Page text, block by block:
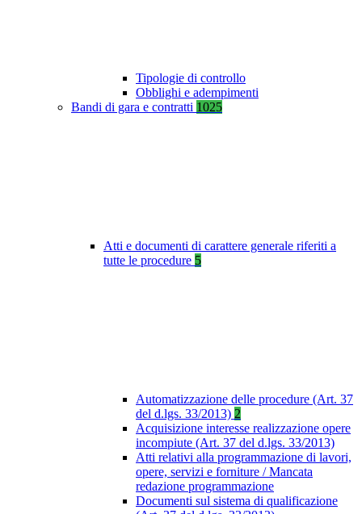
Tipologie di controllo
Obblighi e adempimenti
Bandi di gara e contratti 1025
Atti e documenti di carattere generale riferiti a
tutte le procedure 5
Automatizzazione delle procedure (Art. 37
del d.lgs. 33/2013) 2
Acquisizione interesse realizzazione opere
incompiute (Art. 37 del d.lgs. 33/2013)
Atti relativi alla programmazione di lavori,
opere, servizi e forniture / Mancata
redazione programmazione
Documenti sul sistema di qualificazione